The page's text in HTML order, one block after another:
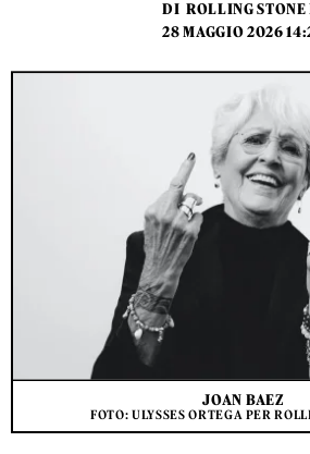
DI ROLLING STONE
28 MAGGIO 2026
JOAN BAEZ
FOTO: ULYSSES ORTEGA PER